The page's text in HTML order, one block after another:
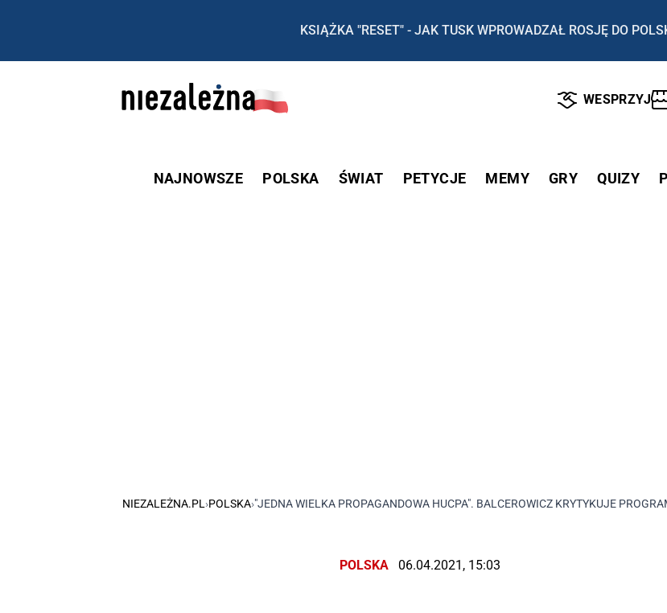
KSIĄŻKA "RESET" - JAK TUSK WPROWADZAŁ ROSJĘ DO
WESPRZYJ
NAJNOWSZE POLSKA ŚWIAT PETYCJE MEMY GRY QUIZY
NIEZALEŻNA.PL ›POLSKA›"JEDNA WIELKA PROPAGANDOWA HUCPA". BALCEROWICZ KRYTYKUJE
POLSKA 06.04.2021, 15:03